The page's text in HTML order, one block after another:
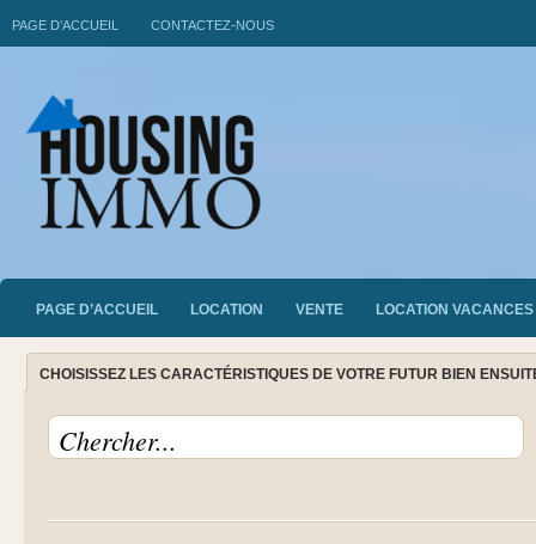
PAGE D’ACCUEIL CONTACTEZ-NOUS
PAGE D’ACCUEIL LOCATION VENTE LOCATION VACANCES
CHOISISSEZ LES CARACTÉRISTIQUES DE VOTRE FUTUR BIEN